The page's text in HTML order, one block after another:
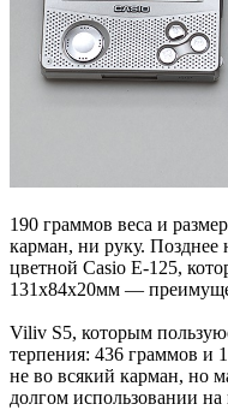
190 граммов веса и
карман, ни руку. Позднее
цветной Casio E-125,
131x84x20мм —
Viliv S5, которым
терпения: 436 граммов и
не во всякий карман, но
долгом использовании на